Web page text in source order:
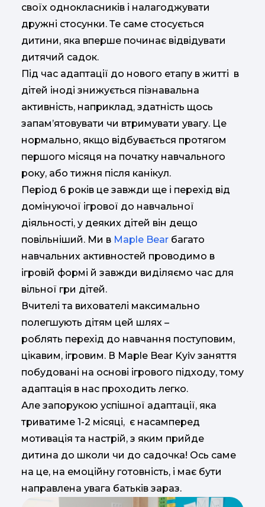
своїх однокласників і налагоджувати
дружні стосунки. Те саме стосується
дитини, яка вперше починає відвідувати
дитячий садок.
Під час адаптації до нового етапу в житті в
дітей іноді знижується пізнавальна
активність, наприклад, здатність щось
запам’ятовувати чи втримувати увагу. Це
нормально, якщо відбувається протягом
першого місяця на початку навчального
року, або тижня після канікул.
Період 6 років це завжди ще і перехід від
домінуючої ігрової до навчальної
діяльності, у деяких дітей він дещо
повільніший. Ми в Maple Bear багато
навчальних активностей проводимо в
ігровій формі й завжди виділяємо час для
вільної гри дітей.
Вчителі та вихователі максимально
полегшують дітям цей шлях –
роблять перехід до навчання поступовим,
цікавим, ігровим. В Maple Bear Kyiv заняття
побудовані на основі ігрового підходу, тому
адаптація в нас проходить легко.
Але запорукою успішної адаптації, яка
триватиме 1-2 місяці, є насамперед
мотивація та настрій, з яким прийде
дитина до школи чи до садочка! Ось саме
на це, на емоційну готовність, і має бути
направлена увага батьків зараз.